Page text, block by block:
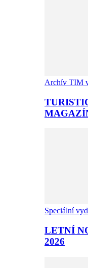
Archív TIM
Speciální
LETNÍ
2026